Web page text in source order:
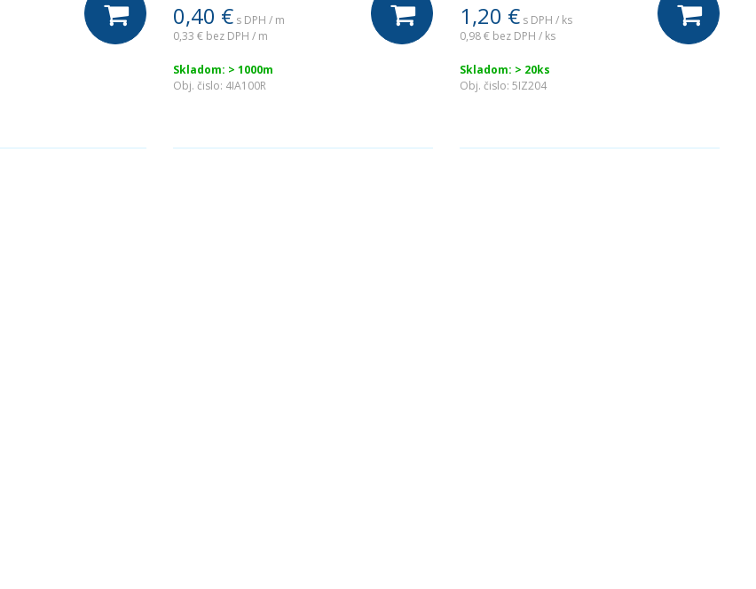
0,40 € s DPH / m
0,33 € bez DPH / m
Skladom: > 1000m
Obj. čislo: 4IA100R
1,20 € s DPH / ks
0,98 € bez DPH / ks
Skladom: > 20ks
Obj. čislo: 5IZ204